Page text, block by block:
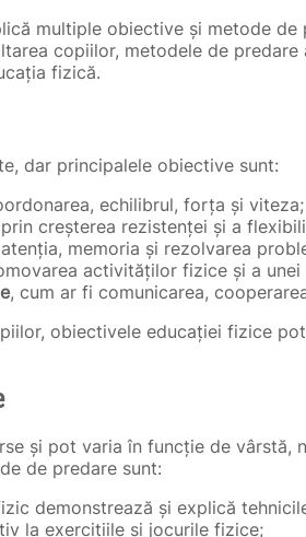
multiple obiective și metode de
copiilor, metodele de
fizică.
dar principalele obiective sunt:
echilibrul, forța și viteza;
creșterea rezistenței și a
memoria și rezolvarea
activităților fizice și a unei
, cum ar fi comunicarea,
obiectivele educației fizice
și pot varia în funcție de vârstă,
de predare sunt:
demonstrează și explică
la exercițiile și jocurile fizice;